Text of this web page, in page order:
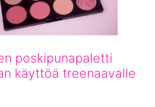
poskipunapaletti
käyttöä treenaavalle